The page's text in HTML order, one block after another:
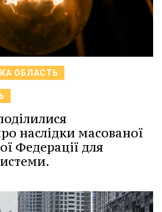
ОБЛАСТЬ
наслідки масованої
Федерації для